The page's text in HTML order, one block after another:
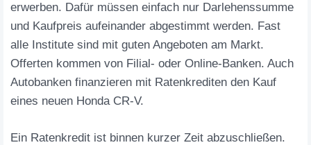
erwerben. Dafür müssen einfach nur Darlehenssumme
und Kaufpreis aufeinander abgestimmt werden. Fast
alle Institute sind mit guten Angeboten am Markt.
Offerten kommen von Filial- oder Online-Banken. Auch
Autobanken finanzieren mit Ratenkrediten den Kauf
eines neuen Honda CR-V.
Ein Ratenkredit ist binnen kurzer Zeit abzuschließen.